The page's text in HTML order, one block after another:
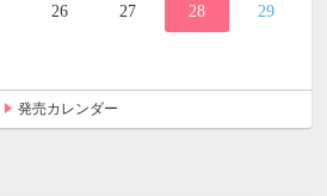
26 27 28 29
発売カレンダー